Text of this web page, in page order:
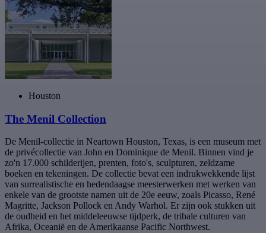
Houston
The Menil Collection
De Menil-collectie in Neartown Houston, Texas, is een museum met
de privécollectie van John en Dominique de Menil. Binnen vind je
zo'n 17.000 schilderijen, prenten, foto's, sculpturen, zeldzame
boeken en tekeningen. De collectie bevat een indrukwekkende lijst
van surrealistische en hedendaagse meesterwerken met werken van
enkele van de grootste namen uit de 20e eeuw, zoals Picasso, René
Magritte, Jackson Pollock en Andy Warhol. Er zijn ook stukken uit
de oudheid en het middeleeuwse tijdperk, de tribale culturen van
Afrika, Oceanië en de Amerikaanse Pacific Northwest.